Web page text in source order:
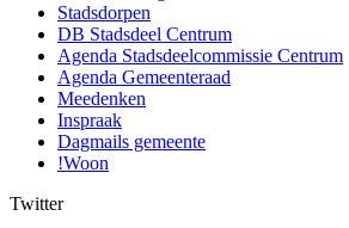
Stadsdorpen
DB Stadsdeel Centrum
Agenda Stadsdeelcommissie Centrum
Agenda Gemeenteraad
Meedenken
Inspraak
Dagmails gemeente
!Woon
Twitter